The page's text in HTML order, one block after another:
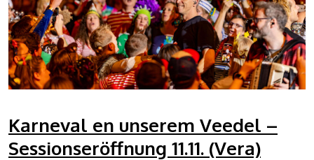
Karneval en unserem Veedel –
Sessionseröffnung 11.11. (Vera)